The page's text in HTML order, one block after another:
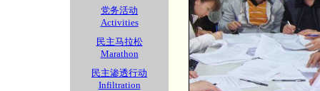
党务活动
Activities
民主马拉松
Marathon
民主渗透行动
Infiltration